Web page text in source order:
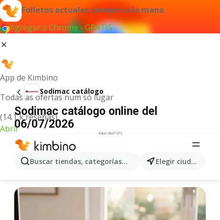
Folletos actuales siempre a la mano
Agregar a Chrome - GRATIS
App de Kimbino
Todas as ofertas num só lugar
(14.1 k reseñas)
Abrir
Buscar tiendas, categorías, productos... Elegir ciudad
Sodimac catálogo
Sodimac catálogo online del
06/07/2026
ANUNCIO